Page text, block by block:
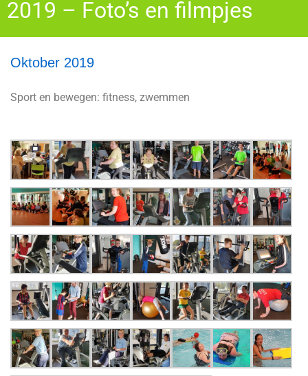
2019 – Foto’s en filmpjes
Oktober 2019
Sport en bewegen: fitness, zwemmen